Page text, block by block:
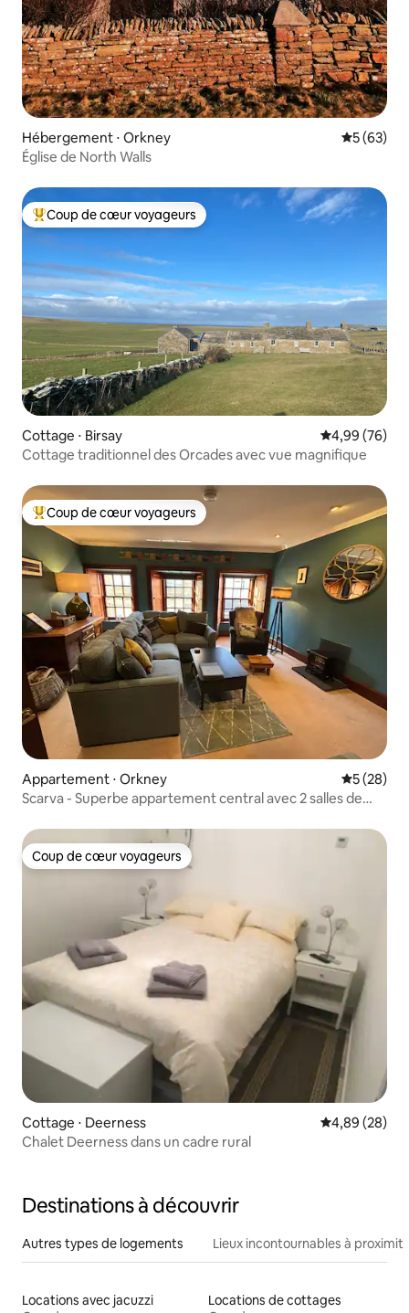
Hébergement ⋅ Orkney
5 (63)
Église de North Walls
Coups de cœur voyageurs les plus appréciés
Coup de cœur voyageurs
Cottage ⋅ Birsay Évaluation
4,99 (76)
Cottage traditionnel des Orcades avec vue magnifique
Coups de cœur voyageurs les plus appréciés
Coup de cœur voyageurs
Appartement ⋅ Orkney
5 (28)
Scarva - Superbe appartement central avec 2 salles de
Coup de cœur voyageurs
Coup de cœur voyageurs
Cottage ⋅ Deerness Évaluation
4,89 (28)
Chalet Deerness dans un cadre rural
Destinations à découvrir
Autres types de logements Lieux incontournables à
Locations avec jacuzzi
Locations de cottages